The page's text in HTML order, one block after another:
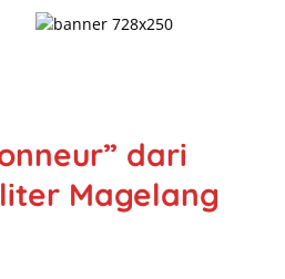
dari
Magelang